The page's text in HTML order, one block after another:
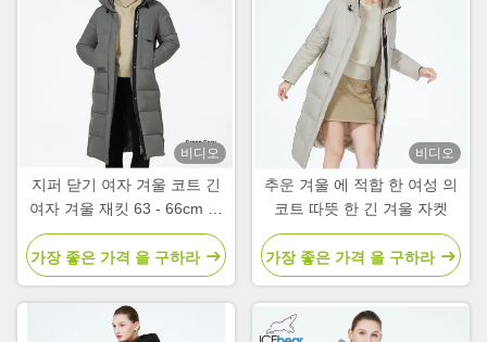
비디오
지퍼 닫기 여자 겨울 코트 긴
여자 겨울 재킷 63 - 66cm 장
수
가장 좋은 가격 을 구하라
비디오
추운 겨울 에 적합 한 여성 의
코트 따뜻 한 긴 겨울 자켓
가장 좋은 가격 을 구하라